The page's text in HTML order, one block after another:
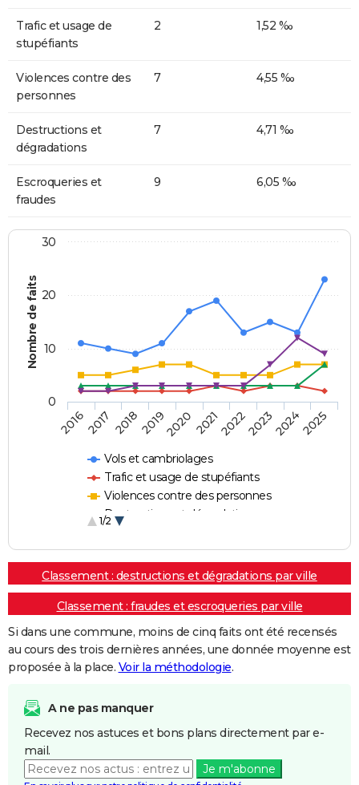
Trafic et usage de
stupéfiants
2 1,52 ‰
Violences contre des
personnes
7 4,55 ‰
Destructions et
dégradations
7 4,71 ‰
Escroqueries et
fraudes
9 6,05 ‰
Nombre de faits
Vols et cambriolages
Trafic et usage de stupéfiants
Violences contre des personnes
Destructions et dégradations
1/2
20162017 20182019202020212022202320242025
0
10
20
30
Classement : destructions et dégradations par ville
Classement : fraudes et escroqueries par ville
Si dans une commune, moins de cinq faits ont été recensés
au cours des trois dernières années, une donnée moyenne est
proposée à la place. Voir la méthodologie.
A ne pas manquer
Recevez nos astuces et bons plans directement par e-
mail.
Je m'abonne